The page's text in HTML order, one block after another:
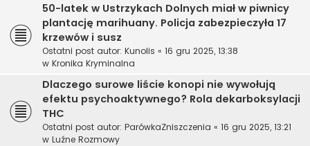
50-latek w Ustrzykach Dolnych miał w piwnicy
plantację marihuany. Policja zabezpieczyła 17
krzewów i susz
Ostatni post autor: Kunolis « 16 gru 2025, 13:38
w Kronika Kryminalna
Dlaczego surowe liście konopi nie wywołują
efektu psychoaktywnego? Rola dekarboksylacji
THC
Ostatni post autor: ParówkaZniszczenia « 16 gru 2025, 13:21
w Luźne Rozmowy